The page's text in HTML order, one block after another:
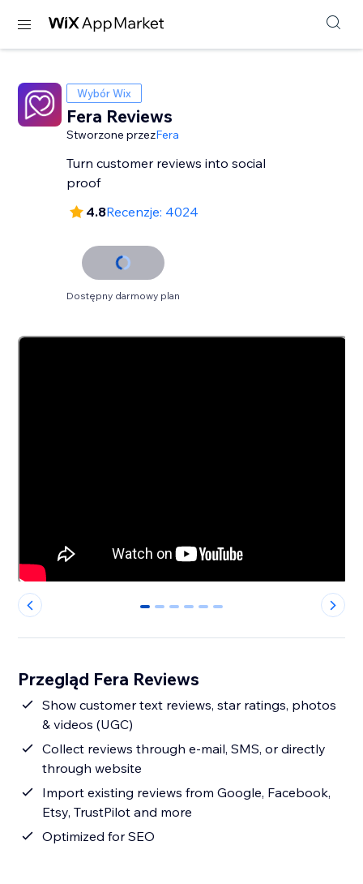
Wybór Wix
Fera Reviews
Stworzone przezFera
Turn customer reviews into social
proof
4.8Recenzje: 4024
Dostępny darmowy plan
0 1 2 3 4 5
Przegląd Fera Reviews
Show customer text reviews, star ratings, photos
& videos (UGC)
Collect reviews through e-mail, SMS, or directly
through website
Import existing reviews from Google, Facebook,
Etsy, TrustPilot and more
Optimized for SEO